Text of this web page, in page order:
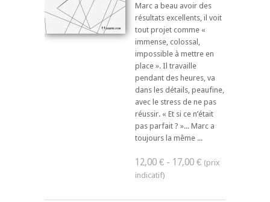
Marc a beau avoir des
résultats excellents, il voit
tout projet comme «
immense, colossal,
impossible à mettre en
place ». Il travaille
pendant des heures, va
dans les détails, peaufine,
avec le stress de ne pas
réussir. « Et si ce n’était
pas parfait ? »... Marc a
toujours la même ...
12,00 € - 17,00 €